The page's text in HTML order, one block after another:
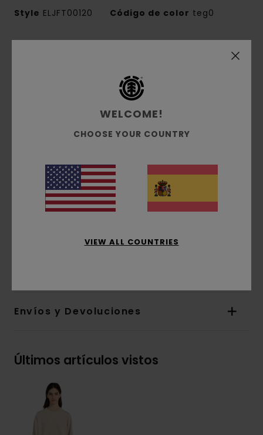
Style ELJFT00120 Código de color teg0
colección Mainline
Tejido terry francés sin cepillar 50%
poliéster reciclado [350 g/ m2]
Conscious by Nature:Algodón reciclado
Corte:ajuste relajado
Cuello:Cuello redondo
Mangas:Mangas largas
Cierre:Sin abertura
Envíos y Devoluciones
Últimos artículos vistos
WELCOME!
CHOOSE YOUR COUNTRY
VIEW ALL COUNTRIES